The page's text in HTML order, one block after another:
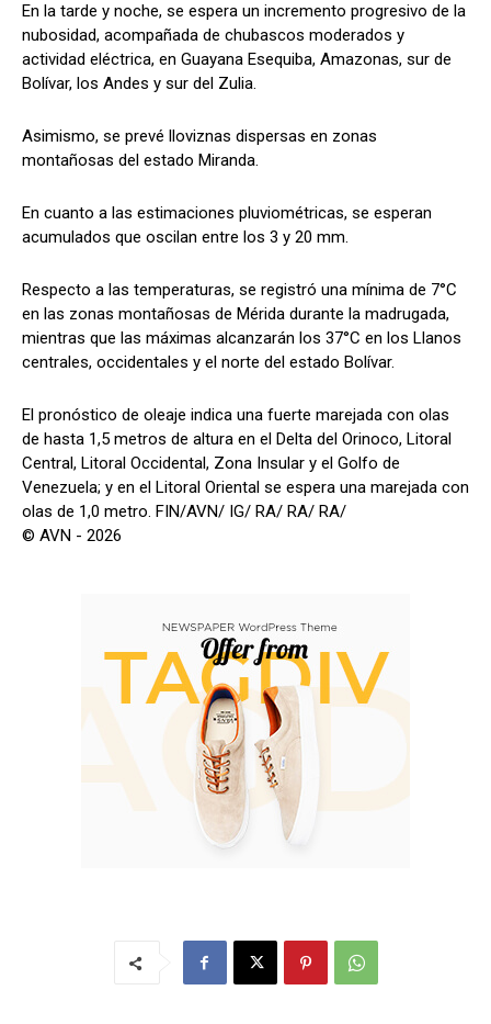
En la tarde y noche, se espera un incremento progresivo de la
nubosidad, acompañada de chubascos moderados y
actividad eléctrica, en Guayana Esequiba, Amazonas, sur de
Bolívar, los Andes y sur del Zulia.
Asimismo, se prevé lloviznas dispersas en zonas
montañosas del estado Miranda.
En cuanto a las estimaciones pluviométricas, se esperan
acumulados que oscilan entre los 3 y 20 mm.
Respecto a las temperaturas, se registró una mínima de 7°C
en las zonas montañosas de Mérida durante la madrugada,
mientras que las máximas alcanzarán los 37°C en los Llanos
centrales, occidentales y el norte del estado Bolívar.
El pronóstico de oleaje indica una fuerte marejada con olas
de hasta 1,5 metros de altura en el Delta del Orinoco, Litoral
Central, Litoral Occidental, Zona Insular y el Golfo de
Venezuela; y en el Litoral Oriental se espera una marejada con
olas de 1,0 metro. FIN/AVN/ IG/ RA/ RA/ RA/
© AVN - 2026